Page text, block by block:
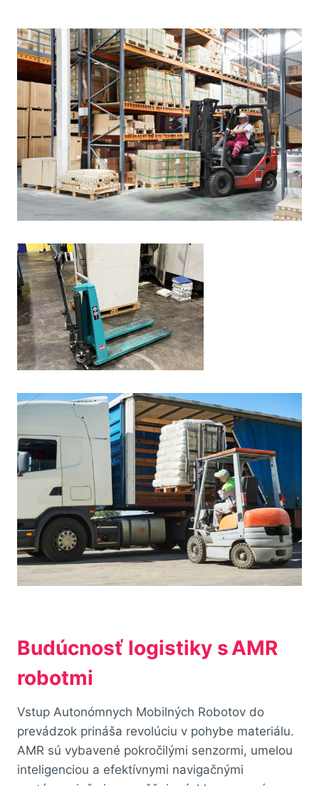
Budúcnosť logistiky s AMR
robotmi
Vstup Autonómnych Mobilných Robotov do
prevádzok prináša revolúciu v pohybe materiálu.
AMR sú vybavené pokročilými senzormi, umelou
inteligenciou a efektívnymi navigačnými